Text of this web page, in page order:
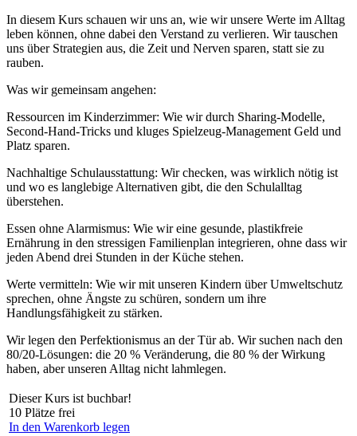
In diesem Kurs schauen wir uns an, wie wir unsere Werte im Alltag
leben können, ohne dabei den Verstand zu verlieren. Wir tauschen
uns über Strategien aus, die Zeit und Nerven sparen, statt sie zu
rauben.
Was wir gemeinsam angehen:
Ressourcen im Kinderzimmer: Wie wir durch Sharing-Modelle,
Second-Hand-Tricks und kluges Spielzeug-Management Geld und
Platz sparen.
Nachhaltige Schulausstattung: Wir checken, was wirklich nötig ist
und wo es langlebige Alternativen gibt, die den Schulalltag
überstehen.
Essen ohne Alarmismus: Wie wir eine gesunde, plastikfreie
Ernährung in den stressigen Familienplan integrieren, ohne dass wir
jeden Abend drei Stunden in der Küche stehen.
Werte vermitteln: Wie wir mit unseren Kindern über Umweltschutz
sprechen, ohne Ängste zu schüren, sondern um ihre
Handlungsfähigkeit zu stärken.
Wir legen den Perfektionismus an der Tür ab. Wir suchen nach den
80/20-Lösungen: die 20 % Veränderung, die 80 % der Wirkung
haben, aber unseren Alltag nicht lahmlegen.
Dieser Kurs ist buchbar!
10 Plätze frei
In den Warenkorb legen